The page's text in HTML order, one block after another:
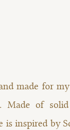
made for
Made of
inspired by